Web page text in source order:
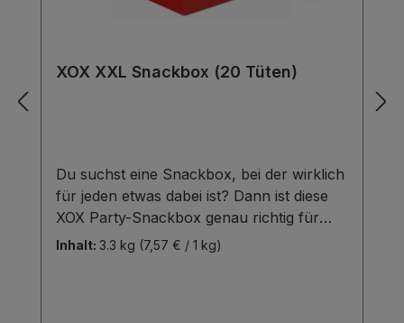
XOX XXL Snackbox (20 Tüten)
Du suchst eine Snackbox, bei der wirklich
für jeden etwas dabei ist? Dann ist diese
XOX Party-Snackbox genau richtig für
dich. Dich erwartet ein bunter Mix aus
Inhalt: 3.3 kg (7,57 € / 1 kg)